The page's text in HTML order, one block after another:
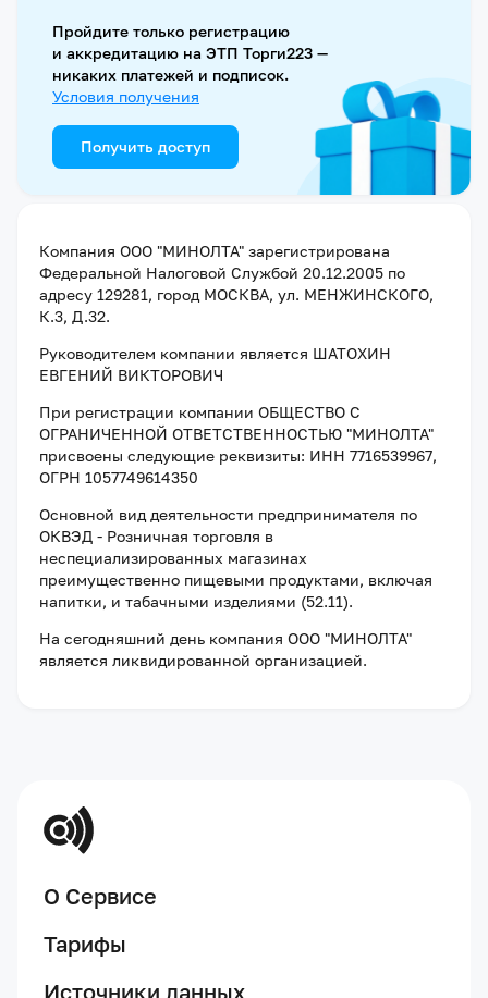
Пройдите только регистрацию
и аккредитацию на ЭТП Торги223 —
никаких платежей и подписок.
Условия получения
Получить доступ
Компания ООО "МИНОЛТА" зарегистрирована
Федеральной Налоговой Службой 20.12.2005 по
адресу 129281, город МОСКВА, ул. МЕНЖИНСКОГО,
К.3, Д.32.
Руководителем компании является ШАТОХИН
ЕВГЕНИЙ ВИКТОРОВИЧ
При регистрации компании ОБЩЕСТВО С
ОГРАНИЧЕННОЙ ОТВЕТСТВЕННОСТЬЮ "МИНОЛТА"
присвоены следующие реквизиты: ИНН 7716539967,
ОГРН 1057749614350
Основной вид деятельности предпринимателя по
ОКВЭД - Розничная торговля в
неспециализированных магазинах
преимущественно пищевыми продуктами, включая
напитки, и табачными изделиями (52.11).
На сегодняшний день компания ООО "МИНОЛТА"
является ликвидированной организацией.
О Сервисе
Тарифы
Источники данных